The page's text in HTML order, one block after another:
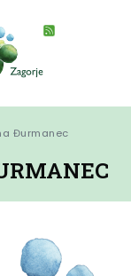
Đurmanec